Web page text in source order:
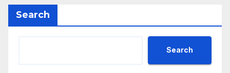
Search
Search